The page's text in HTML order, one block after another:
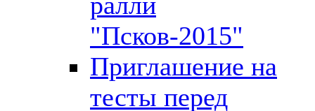
"Псков-2015"
Приглашение на
тесты перед